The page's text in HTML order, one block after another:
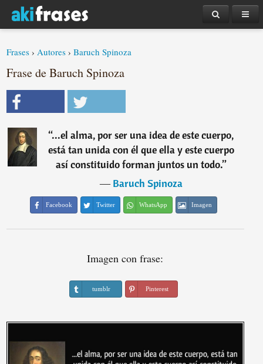
Frases ›Autores ›Baruch Spinoza
Frase de Baruch Spinoza
“...el alma, por ser una idea de este cuerpo,
está tan unida con él que ella y este cuerpo
así constituido forman juntos un todo.”
―Baruch Spinoza
Facebook Twitter WhatsApp Imagen
Imagen con frase:
tumblr Pinterest